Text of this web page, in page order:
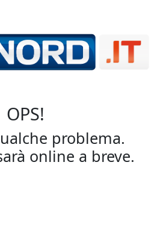
OPS!
problema.
online a breve.